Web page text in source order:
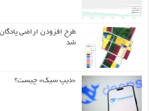
طرح افزودن اراضی
شد
«دیپ سیک» چیست؟